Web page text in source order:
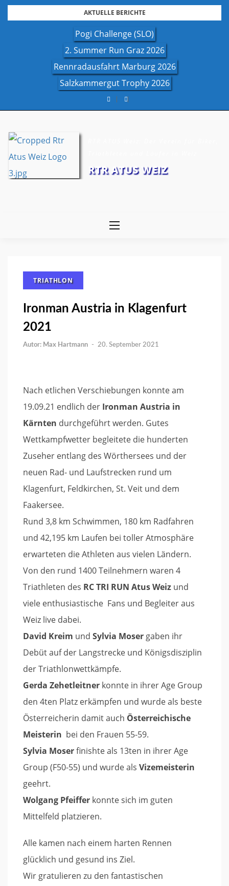
Skip
AKTUELLE BERICHTE
Pogi Challenge (SLO)
2. Summer Run Graz 2026
Rennradausfahrt Marburg 2026
Salzkammergut Trophy 2026
RTR ATUS WEIZ
TRIATHLON
Ironman Austria in Klagenfurt
2021
Max Hartmann - 20. September 2021
Nach etlichen Verschiebungen konnte am
19.09.21 endlich der Ironman Austria in
Kärnten durchgeführt werden. Gutes
Wettkampfwetter begleitete die hunderten
Zuseher entlang des Wörthersees und der
neuen Rad- und Laufstrecken rund um
Klagenfurt, Feldkirchen, St. Veit und dem
Faakersee.
Rund 3,8 km Schwimmen, 180 km Radfahren
und 42,195 km Laufen bei toller Atmosphäre
erwarteten die Athleten aus vielen Ländern.
Von den rund 1400 Teilnehmern waren 4
Triathleten des RC TRI RUN Atus Weiz und
viele enthusiastische Fans und Begleiter aus
Weiz live dabei.
David Kreim und Sylvia Moser gaben ihr
Debüt auf der Langstrecke und Königsdisziplin
der Triathlonwettkämpfe.
Gerda Zehetleitner konnte in ihrer Age Group
den 4ten Platz erkämpfen und wurde als beste
Österreicherin damit auch Österreichische
Meisterin bei den Frauen 55-59.
Sylvia Moserfinishte als 13ten in ihrer Age
Group (F50-55) und wurde als Vizemeisterin
geehrt.
Wolgang Pfeiffer konnte sich im guten
Mittelfeld platzieren.
Alle kamen nach einem harten Rennen
glücklich und gesund ins Ziel.
Wir gratulieren zu den fantastischen